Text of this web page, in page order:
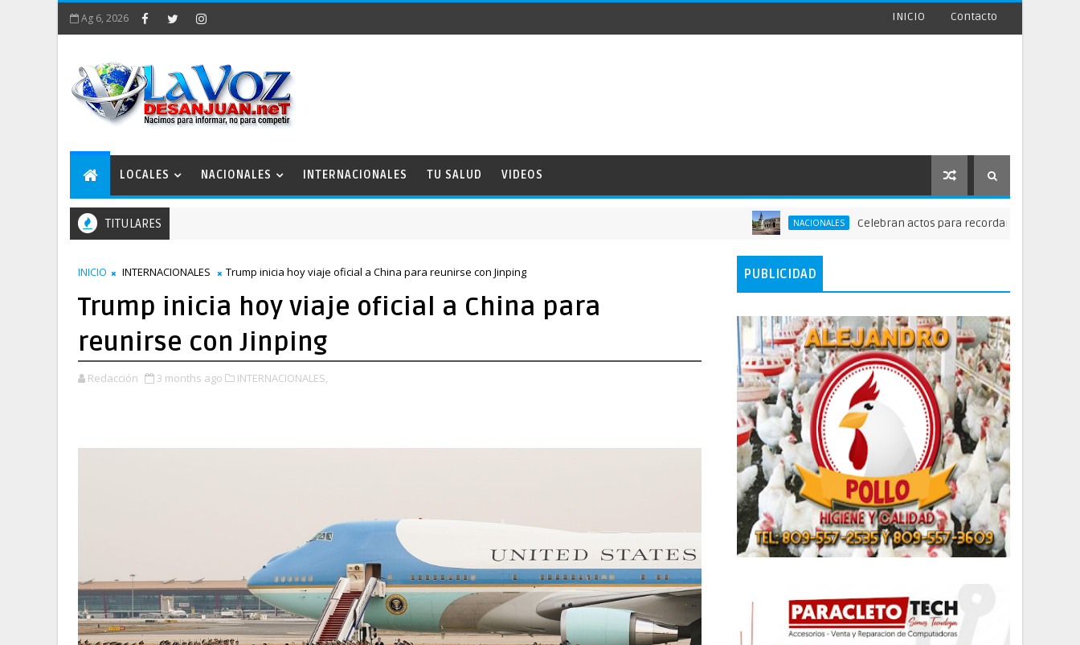
Ag 6, 2026 INICIO Contacto
LOCALES NACIONALES INTERNACIONALES TU SALUD VIDEOS
TITULARES NACIONALES Celebran actos para recordar la fundación de Santo
INICIO INTERNACIONALES Trump inicia hoy viaje oficial a China para reunirse con Jinping
Trump inicia hoy viaje oficial a China para
reunirse con Jinping
Redacción 3 months ago INTERNACIONALES,
PUBLICIDAD